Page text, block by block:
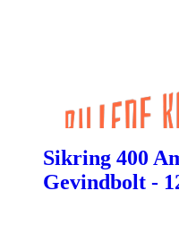
Sikring 400
Gevindbolt -